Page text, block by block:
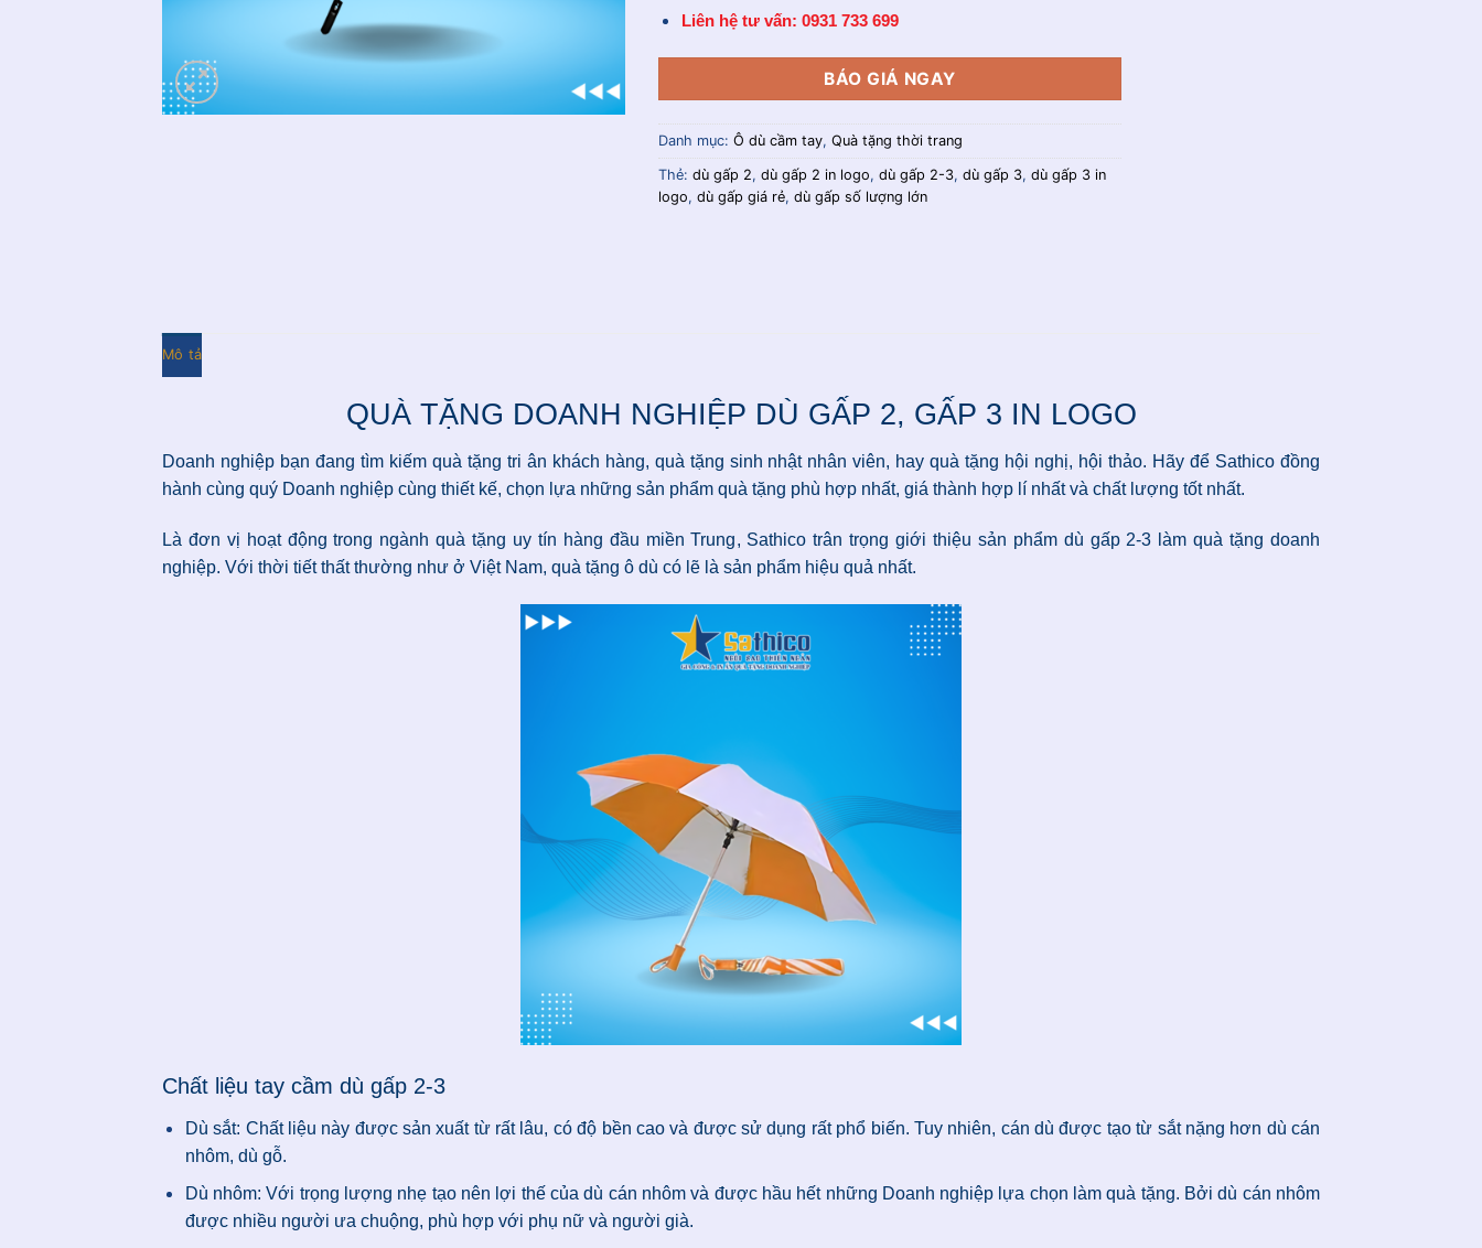
Liên hệ tư vấn: 0931 733 699
BÁO GIÁ NGAY
Danh mục: Ô dù cầm tay, Quà tặng thời trang
Thẻ: dù gấp 2, dù gấp 2 in logo, dù gấp 2-3, dù gấp 3, dù gấp 3 in
logo, dù gấp giá rẻ, dù gấp số lượng lớn
Mô tả
QUÀ TẶNG DOANH NGHIỆP DÙ GẤP 2, GẤP 3 IN LOGO
Doanh nghiệp bạn đang tìm kiếm quà tặng tri ân khách hàng, quà tặng sinh nhật nhân viên, hay quà tặng hội nghị, hội thảo. Hãy để Sathico đồng
hành cùng quý Doanh nghiệp cùng thiết kế, chọn lựa những sản phẩm quà tặng phù hợp nhất, giá thành hợp lí nhất và chất lượng tốt nhất.
Là đơn vị hoạt động trong ngành quà tặng uy tín hàng đầu miền Trung, Sathico trân trọng giới thiệu sản phẩm dù gấp 2-3 làm quà tặng doanh
nghiệp. Với thời tiết thất thường như ở Việt Nam, quà tặng ô dù có lẽ là sản phẩm hiệu quả nhất.
Chất liệu tay cầm dù gấp 2-3
Dù sắt: Chất liệu này được sản xuất từ rất lâu, có độ bền cao và được sử dụng rất phổ biến. Tuy nhiên, cán dù được tạo từ sắt nặng hơn dù cán
nhôm, dù gỗ.
Dù nhôm: Với trọng lượng nhẹ tạo nên lợi thế của dù cán nhôm và được hầu hết những Doanh nghiệp lựa chọn làm quà tặng. Bởi dù cán nhôm
được nhiều người ưa chuộng, phù hợp với phụ nữ và người già.